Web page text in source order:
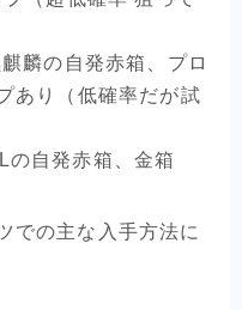
麟の自発赤箱、プロ
あり（低確率だが試
の自発赤箱、金箱
での主な入手方法に